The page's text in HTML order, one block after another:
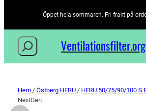
Öppet hela sommaren. Fri frakt på
Sök Ventilationsfilter­.org
Hem / Östberg HERU / HERU 50/75/90/100 S
NextGen